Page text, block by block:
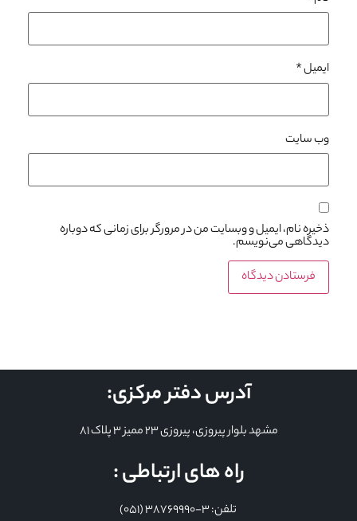
ایمیل*
وب‌ سایت
ذخیره نام، ایمیل و وبسایت من در مرورگر برای زمانی که دوباره
دیدگاهی می‌نویسم.
آدرس دفتر مرکزی:
مشهد بلوار پیروزی، پیروزی 23 ممیز 3 پلاک 81
راه های ارتباطی :
تلفن: 3-38769990 (051)